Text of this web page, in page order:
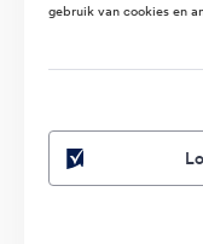
gebruik van cookies en